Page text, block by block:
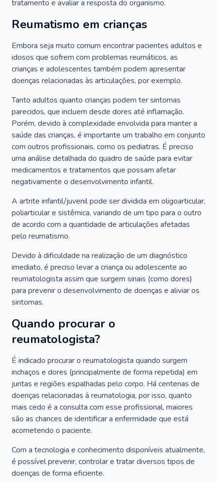
tratamento e avaliar a resposta do organismo.
Reumatismo em crianças
Embora seja muito comum encontrar pacientes adultos e
idosos que sofrem com problemas reumáticos, as
crianças e adolescentes também podem apresentar
doenças relacionadas às articulações, por exemplo.
Tanto adultos quanto crianças podem ter sintomas
parecidos, que incluem desde dores até inflamação.
Porém, devido à complexidade envolvida para manter a
saúde das crianças, é importante um trabalho em conjunto
com outros profissionais, como os pediatras. É preciso
uma análise detalhada do quadro de saúde para evitar
medicamentos e tratamentos que possam afetar
negativamente o desenvolvimento infantil.
A artrite infantil/juvenil pode ser dividida em oligoarticular,
poliarticular e sistêmica, variando de um tipo para o outro
de acordo com a quantidade de articulações afetadas
pelo reumatismo.
Devido à dificuldade na realização de um diagnóstico
imediato, é preciso levar a criança ou adolescente ao
reumatologista assim que surgem sinais (como dores)
para prevenir o desenvolvimento de doenças e aliviar os
sintomas.
Quando procurar o
reumatologista?
É indicado procurar o reumatologista quando surgem
inchaços e dores (principalmente de forma repetida) em
juntas e regiões espalhadas pelo corpo. Há centenas de
doenças relacionadas à reumatologia, por isso, quanto
mais cedo é a consulta com esse profissional, maiores
são as chances de identificar a enfermidade que está
acometendo o paciente.
Com a tecnologia e conhecimento disponíveis atualmente,
é possível prevenir, controlar e tratar diversos tipos de
doenças de forma eficiente.